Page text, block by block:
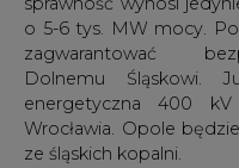
o 5-6 tys. MW mocy.
zagwarantować
Dolnemu Śląskowi.
energetyczna 400
Wrocławia. Opole
ze śląskich kopalni.